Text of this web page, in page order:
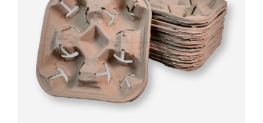
Valorado
con5.00de 5
AÑADIR AL CARRITO / DETALLES